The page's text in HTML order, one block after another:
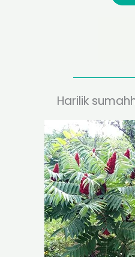
Harilik